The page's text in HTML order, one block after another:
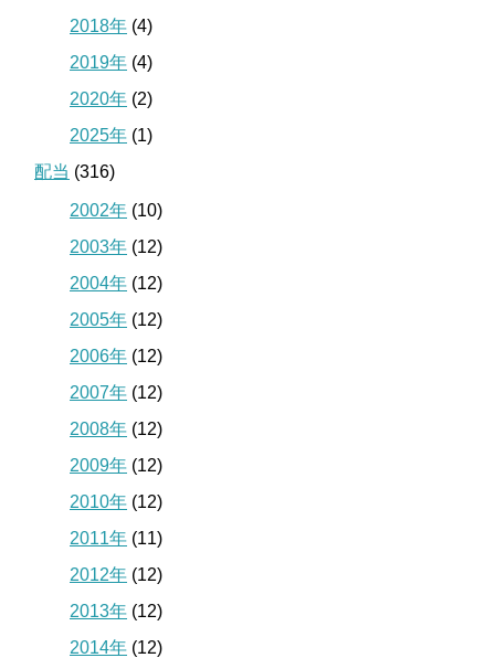
2018年 (4)
2019年 (4)
2020年 (2)
2025年 (1)
配当 (316)
2002年 (10)
2003年 (12)
2004年 (12)
2005年 (12)
2006年 (12)
2007年 (12)
2008年 (12)
2009年 (12)
2010年 (12)
2011年 (11)
2012年 (12)
2013年 (12)
2014年 (12)